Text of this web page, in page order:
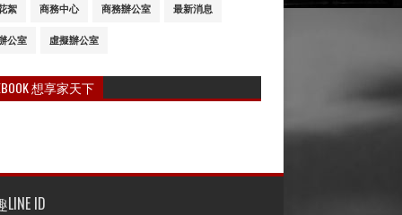
絮 商務中心 商務辦公室 最新消息
公室 虛擬辦公室
想享家天下
ID